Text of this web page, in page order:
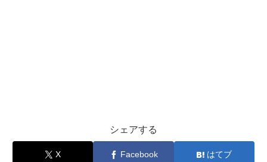
シェアする
X Facebook はてブ